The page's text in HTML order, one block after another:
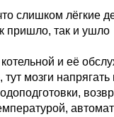
слишком лёгкие
пришло, так и ушло
и её
мозги напрягать